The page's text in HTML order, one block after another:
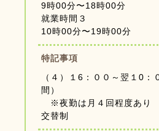
9時00分〜18時00分
就業時間３
10時00分〜19時00分
特記事項
（４）１6：００～翌１0：
間）
※夜勤は月４回程度あり
交替制